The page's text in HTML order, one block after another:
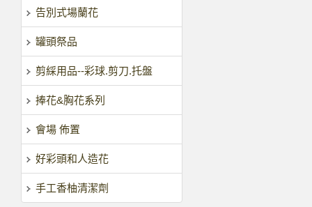
告別式場蘭花
罐頭祭品
剪綵用品--彩球.剪刀.托盤
捧花&胸花系列
會場 佈置
好彩頭和人造花
手工香柚清潔劑